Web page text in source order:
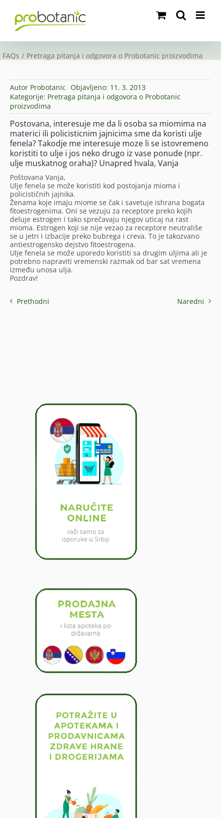
content
FAQs Pretraga pitanja i odgovora o Probotanic proizvodima
Autor Probotanic Objavljeno: 11. 3. 2013
Kategorije: Pretraga pitanja i odgovora o Probotanic
proizvodima
Postovana, interesuje me da li osoba sa miomima na
materici ili policisticnim jajnicima sme da koristi ulje
fenela? Takodje me interesuje moze li se istovremeno
koristiti to ulje i jos neko drugo iz vase ponude (npr.
ulje muskatnog oraha)? Unapred hvala, Vanja
Poštovana Vanja,
Ulje fenela se može koristiti kod postojanja mioma i
policističnih jajnika.
Ženama koje imaju miome se čak i savetuje ishrana bogata
fitoestrogenima. Oni se vezuju za receptore preko kojih
deluje estrogen i tako sprečavaju njegov uticaj na rast
mioma. Estrogen koji se nije vezao za receptore neutrališe
se u jetri i izbacije preko bubrega i creva. To je takozvano
antiestrogensko dejstvo fitoestrogena.
Ulje fenela se može uporedo koristiti sa drugim uljima ali je
potrebno napraviti vremenski razmak od bar sat vremena
između unosa ulja.
Pozdrav!
Prethodni Naredni